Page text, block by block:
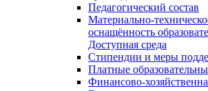
Педагогический состав
Материально-
оснащённость
Доступная среда
Стипендии и меры
Платные
Финансово-